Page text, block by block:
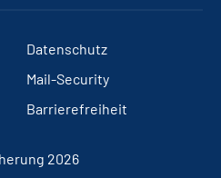
Datenschutz
Mail-Security
Barrierefreiheit
2026